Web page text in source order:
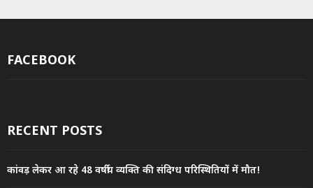
FACEBOOK
RECENT POSTS
कांवड़ लेकर आ रहे 48 वर्षीय व्यक्ति की संदिग्ध परिस्थितियों में मौत!